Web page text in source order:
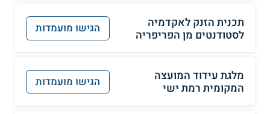
תכנית הזנק לאקדמיה
לסטודנטים מן הפריפריה
הגישו מועמדות
מלגת עידוד המועצה
המקומית רמת ישי
הגישו מועמדות